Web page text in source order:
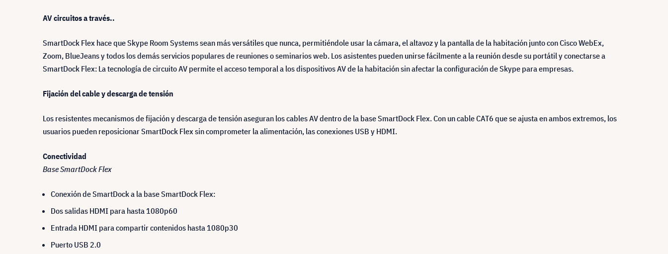
AV circuitos a través..
SmartDock Flex hace que Skype Room Systems sean más versátiles que nunca, permitiéndole usar la cámara, el altavoz y la pantalla de la habitación junto con Cisco WebEx,
Zoom, BlueJeans y todos los demás servicios populares de reuniones o seminarios web. Los asistentes pueden unirse fácilmente a la reunión desde su portátil y conectarse a
SmartDock Flex: La tecnología de circuito AV permite el acceso temporal a los dispositivos AV de la habitación sin afectar la configuración de Skype para empresas.
Fijación del cable y descarga de tensión
Los resistentes mecanismos de fijación y descarga de tensión aseguran los cables AV dentro de la base SmartDock Flex. Con un cable CAT6 que se ajusta en ambos extremos, los
usuarios pueden reposicionar SmartDock Flex sin comprometer la alimentación, las conexiones USB y HDMI.
Conectividad
Base SmartDock Flex
Conexión de SmartDock a la base SmartDock Flex:
Dos salidas HDMI para hasta 1080p60
Entrada HDMI para compartir contenidos hasta 1080p30
Puerto USB 2.0